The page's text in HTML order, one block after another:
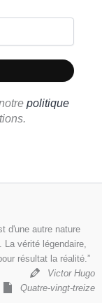
politique
d'une autre nature
La vérité légendaire,
résultat la réalité.”
Victor Hugo
Quatre-vingt-treize